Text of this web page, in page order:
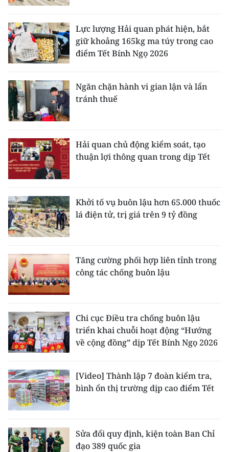
TIN ĐỊA PHƯƠNG
Trung du và miền núi phía Bắc
Đồng bằng sông Hồng
Bắc Trung Bộ
Nguyên
Đông Nam Bộ
Đồng bằng sông Cửu Long
Chuyên trang Hà Nội
Chuyên trang TP. Hồ Chí Minh
CHUYÊN ĐỀ
CÁC CHUYÊN TRANG
VỀ BÁO NHÂN DÂN
THỜI NAY
NHÂN DÂN HẰNG THÁNG
MUA BÁO
ĐỌC BÁO IN
Lực lượng Hải quan phát hiện, bắt
giữ khoảng 165kg ma túy trong cao
điểm Tết Bính Ngọ 2026
Ngăn chặn hành vi gian lận và lẩn
tránh thuế
Hải quan chủ động kiểm soát, tạo
thuận lợi thông quan trong dịp Tết
Khởi tố vụ buôn lậu hơn 65.000 thuốc
lá điện tử, trị giá trên 9 tỷ đồng
Tăng cường phối hợp liên tỉnh trong
công tác chống buôn lậu
Chi cục Điều tra chống buôn lậu
triển khai chuỗi hoạt động “Hướng
về cộng đồng” dịp Tết Bính Ngọ 2026
[Video] Thành lập 7 đoàn kiểm tra,
bình ổn thị trường dịp cao điểm Tết
Sửa đổi quy định, kiện toàn Ban Chỉ
đạo 389 quốc gia